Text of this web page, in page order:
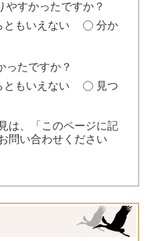
やすかったですか？
ともいえない
分か
ったですか？
ともいえない
見つ
は、「このページに記
問い合わせください